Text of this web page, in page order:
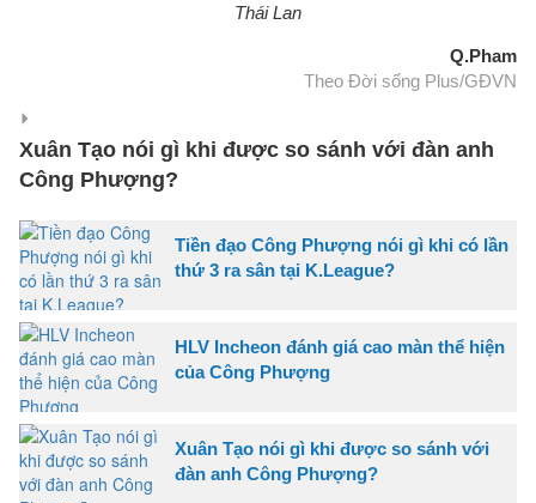
Thái Lan
Q.Pham
Theo Đời sống Plus/GĐVN
Xuân Tạo nói gì khi được so sánh với đàn anh
Công Phượng?
Tiền đạo Công Phượng nói gì khi có lần
thứ 3 ra sân tại K.League?
HLV Incheon đánh giá cao màn thể hiện
của Công Phượng
Xuân Tạo nói gì khi được so sánh với
đàn anh Công Phượng?